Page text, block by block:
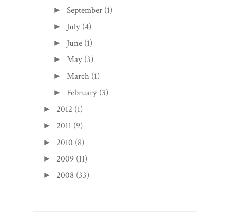
►September (1)
► July (4)
► June (1)
►May (3)
► March (1)
► February (3)
► 2012 (1)
► 2011 (9)
► 2010 (8)
► 2009 (11)
► 2008 (33)